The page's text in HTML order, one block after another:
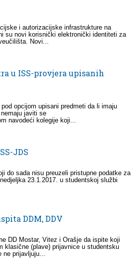
i autorizacijske infrastrukture na
su novi korisnički elektronički identiteti za
Novi...
u ISS-provjera upisanih
opcijom upisani predmeti da li imaju
javiti se
navodeći kolegije koji...
JDS
do sada nisu preuzeli pristupne podatke za
23.1.2017. u studentskoj službi
DDM, DDV
DD Mostar, Vitez i Orašje da ispite koji
klasične (plave) prijavnice u studentsku
ne prijavljuju...